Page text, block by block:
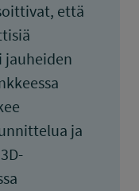
että
jauheiden
ja